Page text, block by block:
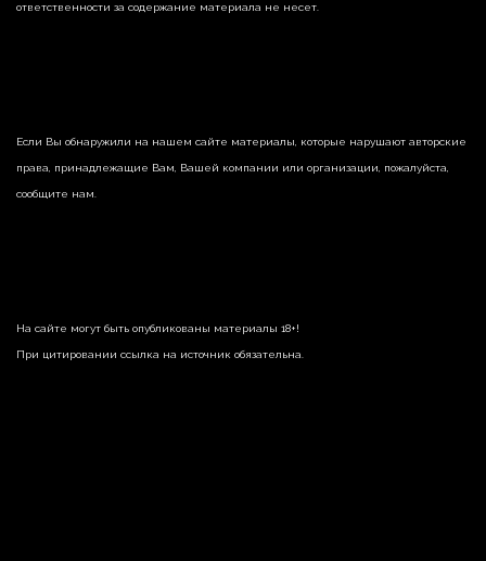
ответственности за содержание материала не несет.
Если Вы обнаружили на нашем сайте материалы, которые нарушают авторские
права, принадлежащие Вам, Вашей компании или организации, пожалуйста,
сообщите нам.
На сайте могут быть опубликованы материалы 18+!
При цитировании ссылка на источник обязательна.